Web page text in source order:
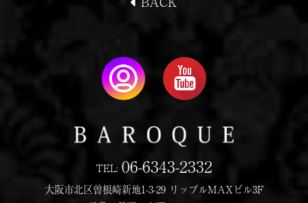
TEL: 06-6343-2332
大阪市北区曽根崎新地1-3-29 リップルMAXビル3F